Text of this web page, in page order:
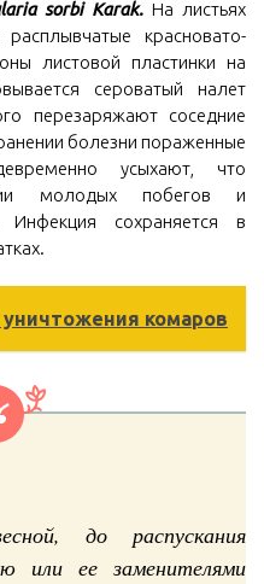
sorbi Karak. На листьях
красновато-
листовой пластинки на
сероватый налет
перезаряжают соседние
болезни пораженные
усыхают, что
молодых побегов и
Инфекция сохраняется в
комаров
до распускания
или ее заменителями